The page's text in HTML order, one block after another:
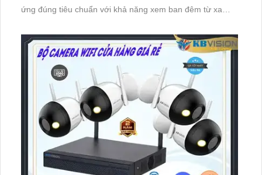
ứng đúng tiêu chuẩn với khả năng xem ban đêm từ xa
IP Wifi, camera không giảm chất lượng khi kết nối mạng